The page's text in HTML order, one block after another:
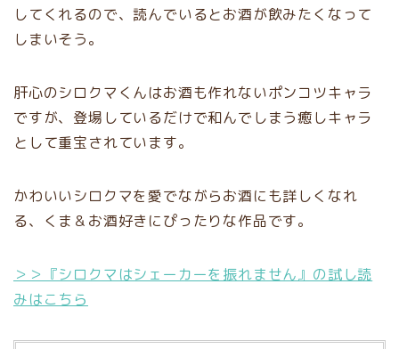
してくれるので、読んでいるとお酒が飲みたくなって
しまいそう。
肝心のシロクマくんはお酒も作れないポンコツキャラ
ですが、登場しているだけで和んでしまう癒しキャラ
として重宝されています。
かわいいシロクマを愛でながらお酒にも詳しくなれ
る、くま＆お酒好きにぴったりな作品です。
＞＞『シロクマはシェーカーを振れません』の試し読
みはこちら